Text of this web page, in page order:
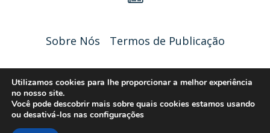
Sobre Nós Termos de Publicação
Liceu Online 2026 - Política de Privacidade
Utilizamos cookies para lhe proporcionar a melhor experiência
no nosso site.
Você pode descobrir mais sobre quais cookies estamos usando
ou desativá-los nas configurações